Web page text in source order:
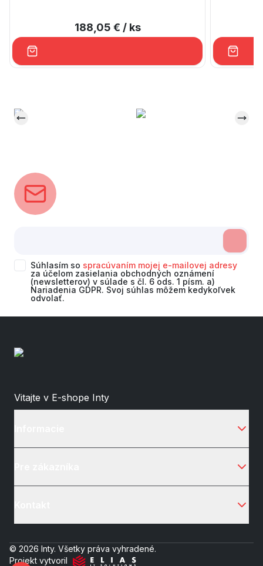
188,05 € / ks
Súhlasím so spracúvaním mojej e-mailovej adresy
za účelom zasielania obchodných oznámení
(newsletterov) v súlade s čl. 6 ods. 1 písm. a)
Nariadenia GDPR. Svoj súhlas môžem kedykoľvek
odvolať.
Vitajte v E-shope Inty
© 2026 Inty. Všetky práva vyhradené.
Projekt vytvoril